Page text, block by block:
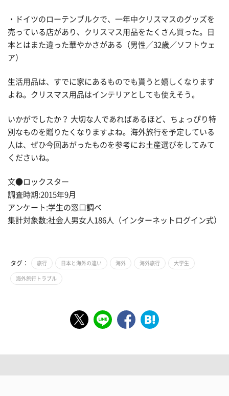
・ドイツのローテンブルクで、一年中クリスマスのグッズを
売っている店があり、クリスマス用品をたくさん買った。日
本とはまた違った華やかさがある（男性／32歳／ソフトウェ
ア）
生活用品は、すでに家にあるものでも貰うと嬉しくなります
よね。クリスマス用品はインテリアとしても使えそう。
いかがでしたか？ 大切な人であればあるほど、ちょっぴり特
別なものを贈りたくなりますよね。海外旅行を予定している
人は、ぜひ今回あがったものを参考にお土産選びをしてみて
くださいね。
文●ロックスター
調査時期:2015年9月
アンケート:学生の窓口調べ
集計対象数:社会人男女人186人（インターネットログイン式）
タグ： 旅行 日本と海外の違い 海外 海外旅行 大学生
海外旅行トラブル